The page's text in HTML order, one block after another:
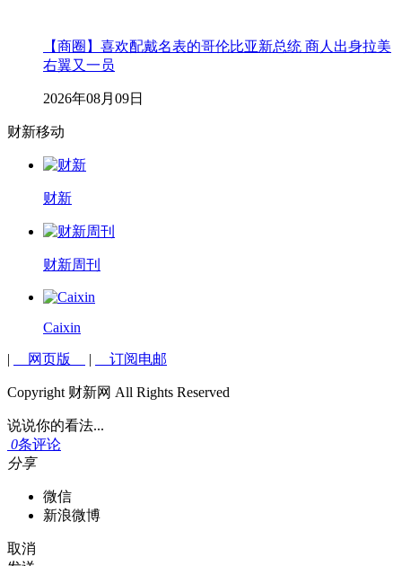
【商圈】喜欢配戴名表的哥伦比亚新总统 商人出身拉美
右翼又一员
2026年08月09日
财新移动
财新
财新周刊
Caixin
| 网页版 | 订阅电邮
Copyright 财新网 All Rights Reserved
说说你的看法...
0条评论
分享
微信
新浪微博
取消